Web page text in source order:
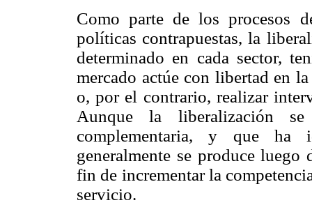
Como parte de los procesos
políticas contrapuestas, la
determinado en cada sector,
mercado actúe con libertad en
o, por el contrario, realizar
Aunque la liberalización
complementaria, y que ha
generalmente se produce
fin de incrementar la
servicio.